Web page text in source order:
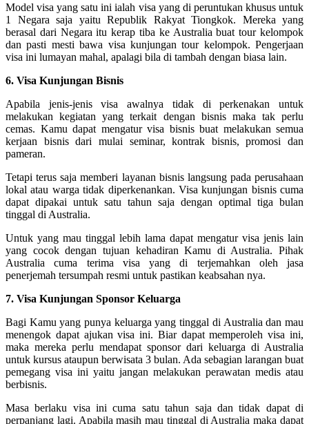
Model visa yang satu ini ialah visa yang di peruntukan khusus untuk
1 Negara saja yaitu Republik Rakyat Tiongkok. Mereka yang
berasal dari Negara itu kerap tiba ke Australia buat tour kelompok
dan pasti mesti bawa visa kunjungan tour kelompok. Pengerjaan
visa ini lumayan mahal, apalagi bila di tambah dengan biasa lain.
6. Visa Kunjungan Bisnis
Apabila jenis-jenis visa awalnya tidak di perkenakan untuk
melakukan kegiatan yang terkait dengan bisnis maka tak perlu
cemas. Kamu dapat mengatur visa bisnis buat melakukan semua
kerjaan bisnis dari mulai seminar, kontrak bisnis, promosi dan
pameran.
Tetapi terus saja memberi layanan bisnis langsung pada perusahaan
lokal atau warga tidak diperkenankan. Visa kunjungan bisnis cuma
dapat dipakai untuk satu tahun saja dengan optimal tiga bulan
tinggal di Australia.
Untuk yang mau tinggal lebih lama dapat mengatur visa jenis lain
yang cocok dengan tujuan kehadiran Kamu di Australia. Pihak
Australia cuma terima visa yang di terjemahkan oleh jasa
penerjemah tersumpah resmi untuk pastikan keabsahan nya.
7. Visa Kunjungan Sponsor Keluarga
Bagi Kamu yang punya keluarga yang tinggal di Australia dan mau
menengok dapat ajukan visa ini. Biar dapat memperoleh visa ini,
maka mereka perlu mendapat sponsor dari keluarga di Australia
untuk kursus ataupun berwisata 3 bulan. Ada sebagian larangan buat
pemegang visa ini yaitu jangan melakukan perawatan medis atau
berbisnis.
Masa berlaku visa ini cuma satu tahun saja dan tidak dapat di
perpanjang lagi. Apabila masih mau tinggal di Australia maka dapat